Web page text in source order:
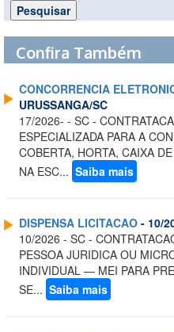
Confira Também
CONCORRENCIA
URUSSANGA/SC
17/2026- - SC -
ESPECIALIZADA PARA A
COBERTA, HORTA, CAIXA
NA ESC... Saiba mais
DISPENSA LICITACAO - 10/
10/2026 - SC -
PESSOA JURIDICA OU
INDIVIDUAL — MEI PARA
SE... Saiba mais